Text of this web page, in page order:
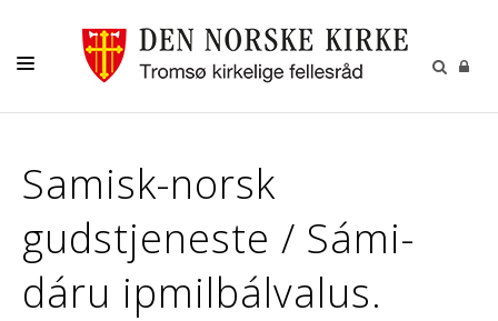
AKTIVITETER OG KONSERTER
KONFIRMASJON
VIGSEL
Samisk-norsk
gudstjeneste / Sámi-
dáru ipmilbálvalus.